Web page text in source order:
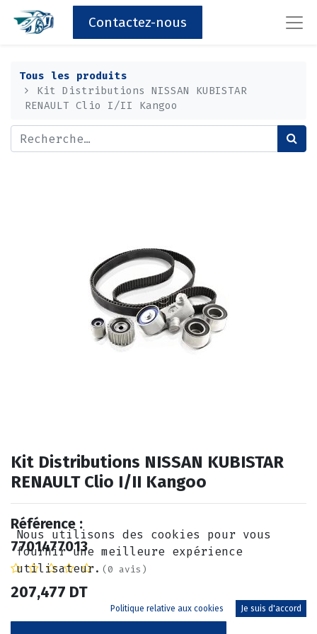
Contactez-nous
Tous les produits
Kit Distributions NISSAN KUBISTAR
RENAULT Clio I/II Kangoo
Kit Distributions NISSAN KUBISTAR
RENAULT Clio I/II Kangoo
Référence :
7701477013
(0 avis)
207,477 DT
Nous utilisons des cookies pour vous
fournir une meilleure expérience
utilisateur.
Politique relative aux cookies Je suis d'accord